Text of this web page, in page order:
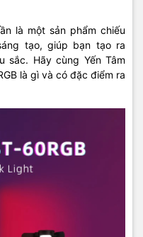
là một sản phẩm chiếu
tạo, giúp bạn tạo ra
sắc. Hãy cùng Yến Tâm
là gì và có đặc điểm ra